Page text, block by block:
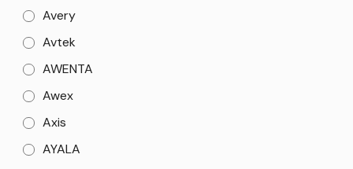
Avery
Avtek
AWENTA
Awex
Axis
AYALA